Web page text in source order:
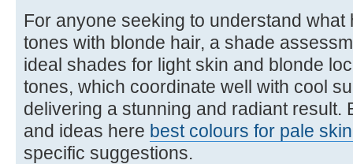
For anyone seeking to understand
tones with blonde hair, a shade
ideal shades for light skin and blonde
tones, which coordinate well with cool
delivering a stunning and radiant result.
and ideas here best colours for pale
specific suggestions.